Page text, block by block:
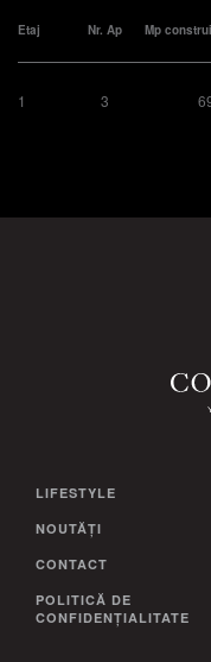
Etaj Nr. Ap Mp
1 3
LIFESTYLE
NOUTĂȚI
CONTACT
POLITICĂ DE
CONFIDENȚIALITATE